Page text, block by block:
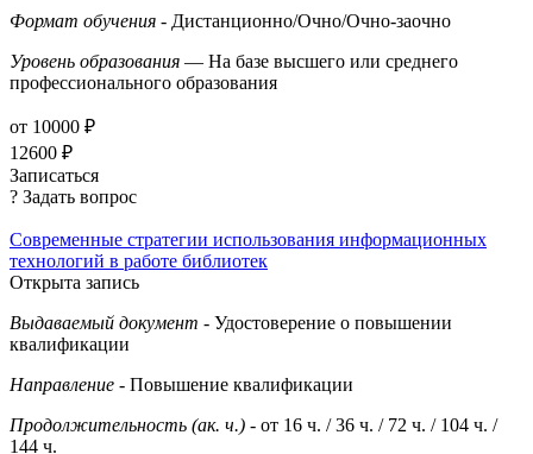
Формат обучения - Дистанционно/Очно/Очно-заочно
Уровень образования — На базе высшего или среднего
профессионального образования
от 10000 ₽
12600 ₽
Записаться
? Задать вопрос
Современные стратегии использования информационных
технологий в работе библиотек
Открыта запись
Выдаваемый документ - Удостоверение о повышении
квалификации
Направление - Повышение квалификации
Продолжительность (ак. ч.) - от 16 ч. / 36 ч. / 72 ч. / 104 ч. /
144 ч.